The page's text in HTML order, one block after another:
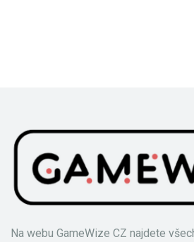
Na webu GameWize CZ najdete